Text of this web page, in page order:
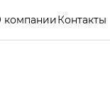
компанииКонтакты